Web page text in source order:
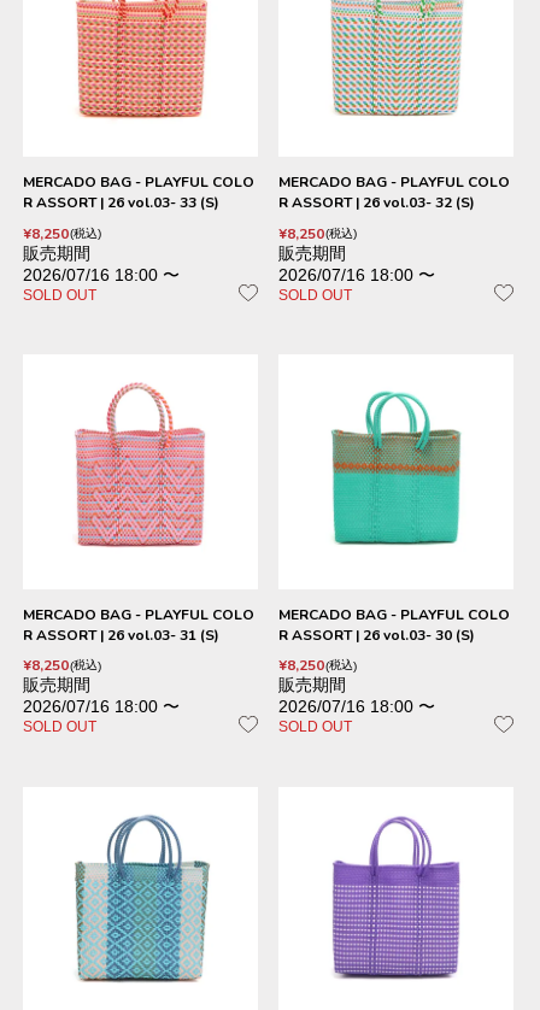
MERCADO BAG - PLAYFUL COLO
R ASSORT | 26 vol.03- 33 (S)
¥8,250 税込
販売期間
2026/07/16 18:00 〜
SOLD OUT
MERCADO BAG - PLAYFUL COLO
R ASSORT | 26 vol.03- 32 (S)
¥8,250 税込
販売期間
2026/07/16 18:00 〜
SOLD OUT
MERCADO BAG - PLAYFUL COLO
R ASSORT | 26 vol.03- 31 (S)
¥8,250 税込
販売期間
2026/07/16 18:00 〜
SOLD OUT
MERCADO BAG - PLAYFUL COLO
R ASSORT | 26 vol.03- 30 (S)
¥8,250 税込
販売期間
2026/07/16 18:00 〜
SOLD OUT